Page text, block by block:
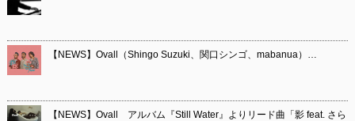
【NEWS】Ovall（Shingo Suzuki、関口シンゴ、mabanua）…
【NEWS】Ovall アルバム『Still Water』よりリード曲「影 feat. さら